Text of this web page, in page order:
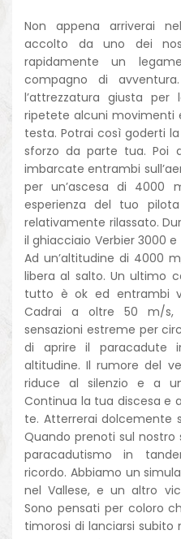
Non appena arriverai
accolto da uno dei
rapidamente un
compagno di
l’attrezzatura giusta
ripetete alcuni movimenti
testa. Potrai così goderti
sforzo da parte tua. Poi
imbarcate entrambi
per un’ascesa di 4000
esperienza del tuo
relativamente rilassato.
il ghiacciaio Verbier 3000
Ad un’altitudine di 4000
libera al salto. Un ultimo
tutto è ok ed entrambi
Cadrai a oltre 50 m/
sensazioni estreme per
di aprire il paracadute
altitudine. Il rumore del
riduce al silenzio e a
Continua la tua discesa e
te. Atterrerai dolcemente
Quando prenoti sul
paracadutismo in
ricordo. Abbiamo un
nel Vallese, e un altro
Sono pensati per coloro
timorosi di lanciarsi subito